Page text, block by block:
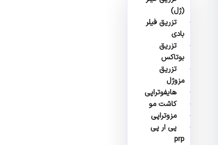
(ژل)
تزریق فیلر
بادی
تزریق
بوتاکس
تزریق
مزوژل
هایفوتراپی
کاشت مو
مزوتراپی
پی ار پی